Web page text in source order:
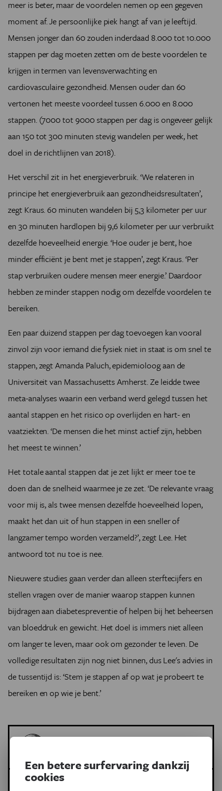
meer is beter, maar de voordelen nemen op een gegeven
moment af. Je persoonlijke piek hangt af van je leeftijd.
Mensen jonger dan 60 zouden inderdaad 8.000 tot 10.000
stappen per dag moeten zetten om de beste voordelen te
krijgen in termen van levensverwachting en
cardiovasculaire gezondheid. Mensen ouder dan 60
vertonen het meeste voordeel tussen 6.000 en 8.000
stappen. (7000 tot 9000 stappen per dag is ongeveer gelijk
aan 150 tot 300 minuten stevig wandelen per week, het
doel in de richtlijnen van 2018).
Het verschil zit in het energieverbruik. ‘We relateren in
principe het energieverbruik aan gezondheidsresultaten’,
zegt Kraus. 60 minuten wandelen bij 5,3 kilometer per uur
en 30 minuten hardlopen bij 9,6 kilometer per uurverbruikt
dezelfde hoeveelheid energie. ‘Hoe ouder je bent, hoe
minder efficiënt je bent met je stappen’, zegt Kraus. ‘Per
stap verbruiken oudere mensen meer energie.’ Daardoor
hebben ze minder stappen nodig om dezelfde voordelen te
bereiken.
Een paar duizend stappen per dag toevoegen kan vooral
zinvol zijn voor iemand die fysiek niet in staat is om snel te
stappen, zegt Amanda Paluch, epidemioloog aan de
Universiteit van Massachusetts Amherst. Ze leidde twee
meta-analyses waarin een verband werd gelegd tussen het
aantal stappen en het risico op overlijden en hart- en
vaatziekten. ‘De mensen die het minst actief zijn, hebben
het meest te winnen.’
Het totale aantal stappen dat je zet lijkt er meer toe te
doen dan de snelheid waarmee je ze zet. ‘De relevante vraag
voor mij is, als twee mensen dezelfde hoeveelheid lopen,
maakt het dan uit of hun stappen in een sneller of
langzamer tempo worden verzameld?’, zegt Lee. Het
antwoord tot nu toe is nee.
Nieuwere studies gaan verder dan alleen sterftecijfers en
stellen vragen over de manier waarop stappen kunnen
bijdragen aan diabetespreventie of helpen bij het beheersen
van bloeddruk en gewicht. Het doel is immers niet alleen
om langer te leven, maar ook om gezonder te leven. De
volledige resultaten zijn nog niet binnen, dus Lee's advies in
de tussentijd is: ‘Stem je stappen af op wat je probeert te
bereiken en op wie je bent.’
Meer over de volgende onderwerpen:
Een betere surfervaring dankzij
cookies